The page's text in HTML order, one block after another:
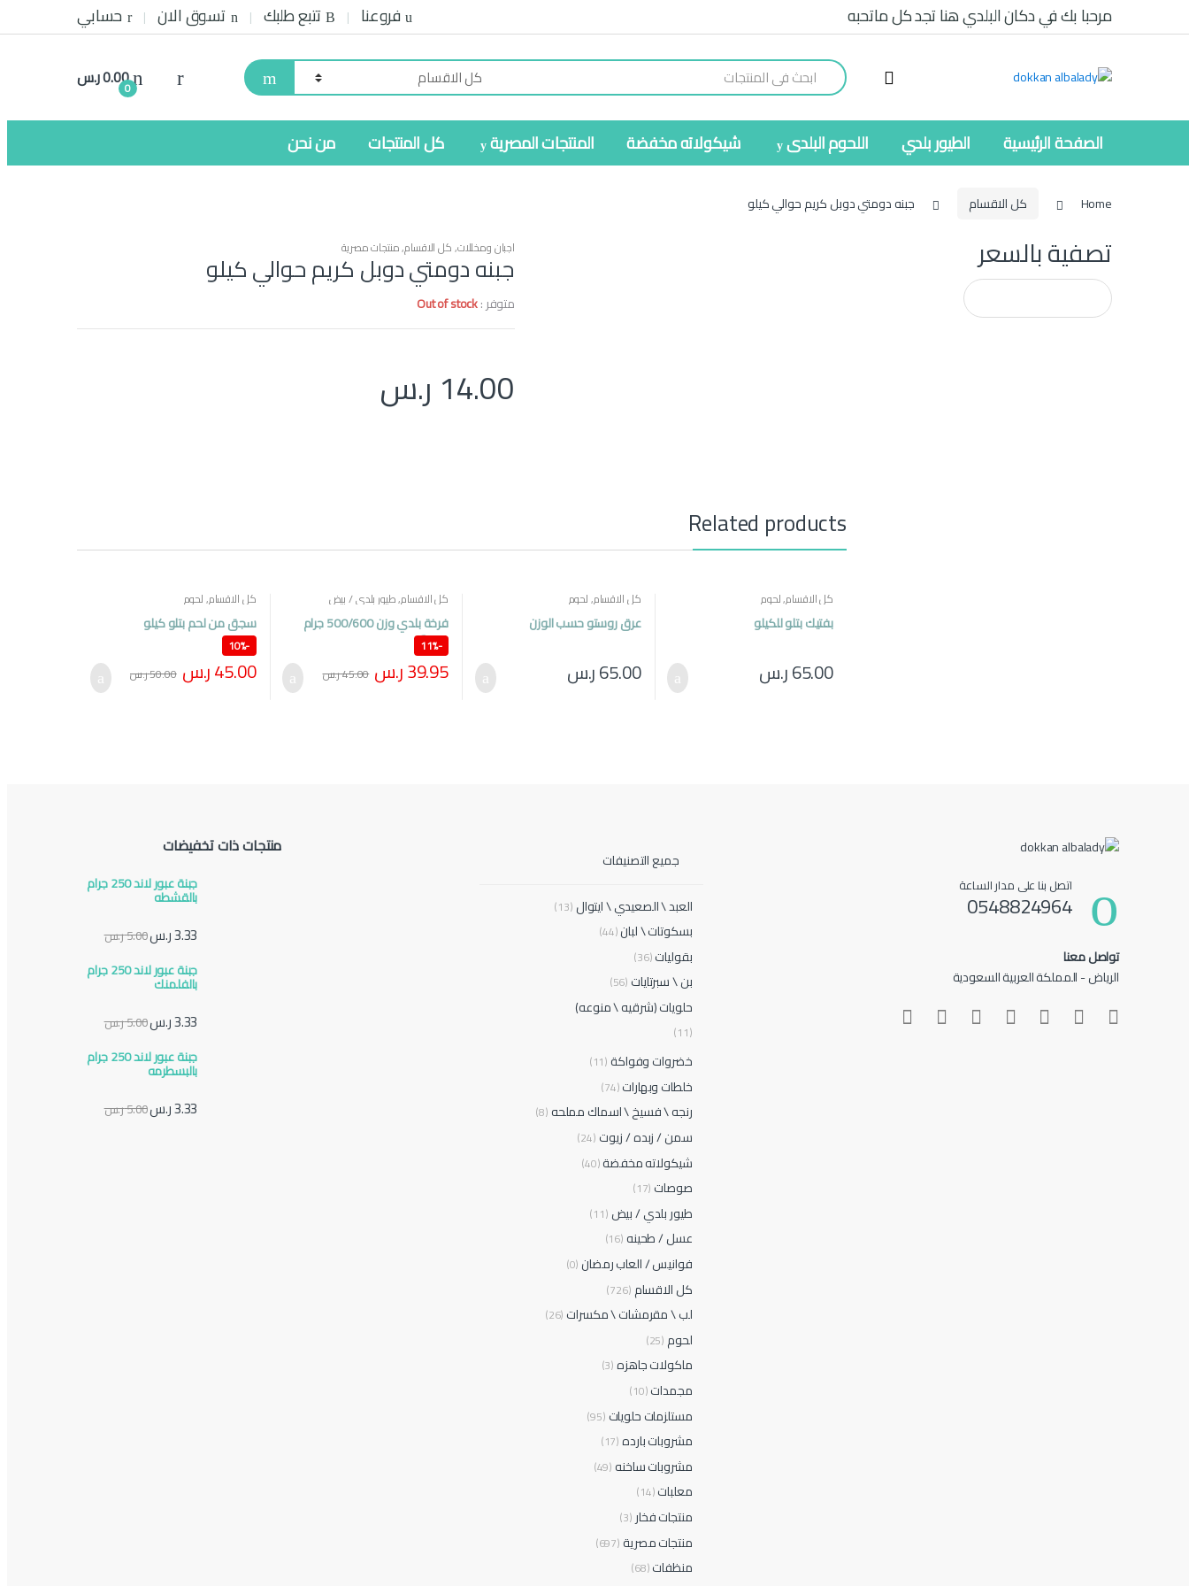
to
to
مرحبا بك في دكان البلدي هنا تجد كل ماتحبه فروعنا تتبع طلبك تسوق الان حسابي
Search
for:
0
0.00ر.س
الصفحة الرئيسية الطيور بلدي اللحوم البلدى شيكولاته مخفضة المنتجات المصرية كل المنتجات من نحن
Home كل الاقسام جبنه دومتي دوبل كريم حوالي كيلو
اجبان ومخللات,كل الاقسام,منتجات مصرية
جبنه دومتي دوبل كريم حوالي كيلو
متوفر :Out of stock
14.00 ر.س
Related products
كل الاقسام,لحوم
بفتيك بتلو للكيلو
65.00ر.س
كل الاقسام,لحوم
عرق روستو حسب الوزن
65.00ر.س
كل الاقسام,طيور بلدي / بيض
فرخة بلدي وزن 500/600 جرام
عدد 2
-
11%
39.95ر.س 45.00ر.س
كل الاقسام,لحوم
سجق من لحم بتلو كيلو
-
10%
45.00ر.س 50.00ر.س
تصفية بالسعر
اتصل بنا على مدار الساعة
0548824964
تواصل معنا
الرياض - المملكة العربية السعودية
جميع التصنيفات
العبد \ الصعيدي \ ايتوال(13)
بسكوتات \ لبان(44)
بقوليات(36)
بن \ سبرتايات (56)
حلويات (شرقيه \ منوعه)
(11)
خضروات وفواكة(11)
خلطات وبهارات(74)
رنجه \ فسيخ \ اسماك مملحه(8)
سمن / زبده / زيوت (24)
شيكولاته مخفضة(40)
صوصات (17)
طيور بلدي / بيض (11)
عسل / طحينه(16)
فوانيس / العاب رمضان(0)
كل الاقسام (726)
لب \ مقرمشات \ مكسرات (26)
لحوم (25)
ماكولات جاهزه(3)
مجمدات(10)
مستلزمات حلويات (95)
مشروبات بارده(17)
مشروبات ساخنه(49)
معلبات(14)
منتجات فخار (3)
منتجات مصرية(697)
منظفات(68)
منتجات ذات تخفيضات
جبنة عبور لاند 250 جرام
بالقشطه
3.33ر.س5.00ر.س
جبنة عبور لاند 250 جرام
بالفلمنك
3.33ر.س5.00ر.س
جبنة عبور لاند 250 جرام
بالبسطرمه
3.33ر.س5.00ر.س